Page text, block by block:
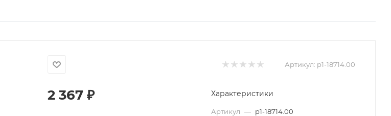
Артикул: p1-18714.00
2 367 ₽ Характеристики
Артикул — p1-18714.00